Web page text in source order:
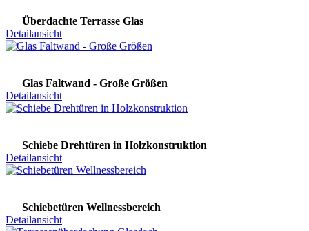
Überdachte Terrasse Glas
Detailansicht
Glas Faltwand - Große Größen
Detailansicht
Schiebe Drehtüren in Holzkonstruktion
Detailansicht
Schiebetüren Wellnessbereich
Detailansicht